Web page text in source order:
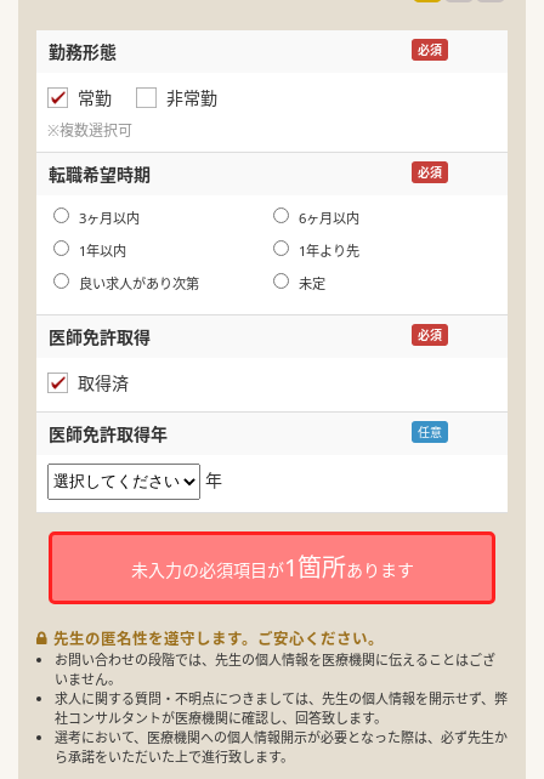
勤務形態 必須
常勤 非常勤
※複数選択可
転職希望時期 必須
3ヶ月以内
6ヶ月以内
1年以内
1年より先
良い求人があり次第
未定
医師免許取得 必須
取得済
医師免許取得年 任意
年
未入力の必須項目が1箇所あります
先生の匿名性を遵守します。ご安心ください。
お問い合わせの段階では、先生の個人情報を医療機関に伝えることはござ
いません。
求人に関する質問・不明点につきましては、先生の個人情報を開示せず、弊
社コンサルタントが医療機関に確認し、回答致します。
選考において、医療機関への個人情報開示が必要となった際は、必ず先生か
ら承諾をいただいた上で進行致します。